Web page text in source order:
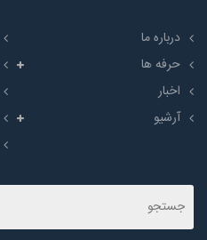
درباره ما
حرفه ها
اخبار
آرشیو